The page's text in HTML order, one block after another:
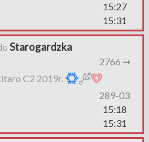
15:27
15:31
Starogardzka
2766 ➞
C2 2019r.
289-03
15:18
15:31